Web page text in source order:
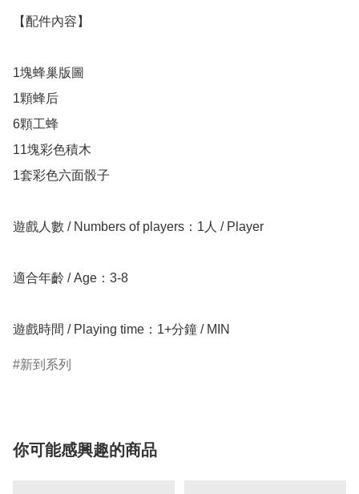
【配件內容】
1塊蜂巢版圖
1顆蜂后
6顆工蜂
11塊彩色積木
1套彩色六面骰子
遊戲人數 / Numbers of players：1人 / Player
適合年齡 / Age：3-8
遊戲時間 / Playing time：1+分鐘 / MIN
新到系列
你可能感興趣的商品